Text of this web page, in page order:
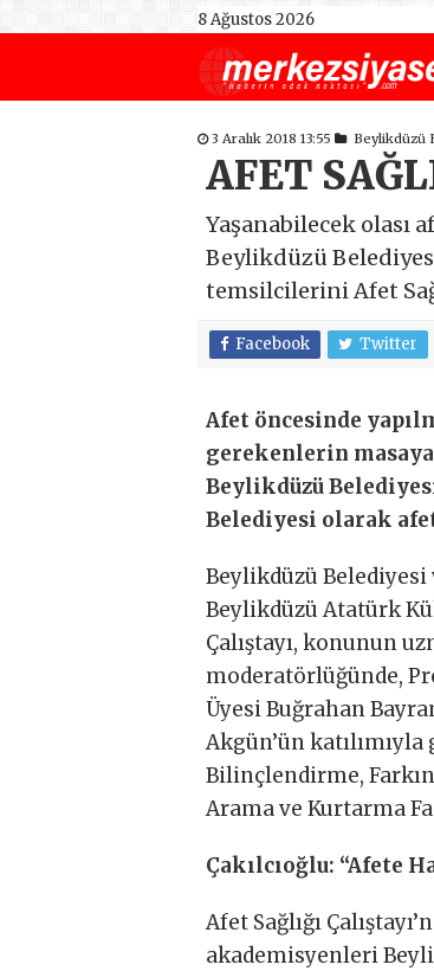
8 Ağustos 2026
3 Aralık 2018 13:55 Beylikdüzü
AFET
Yaşanabilecek olası
Beylikdüzü
temsilcilerini Afet
Facebook Twitter
Afet öncesinde
gerekenlerin masaya
Beylikdüzü
Belediyesi olarak
Beylikdüzü
Beylikdüzü Atatürk
Çalıştayı, konunun
moderatörlüğünde,
Üyesi Buğrahan
Akgün’ün katılımıyla
Bilinçlendirme,
Arama ve Kurtarma
Çakılcıoğlu: “Afete
Afet Sağlığı
akademisyenleri